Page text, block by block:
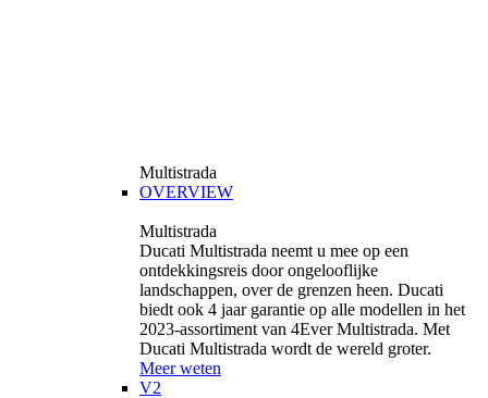
Multistrada
OVERVIEW
Multistrada
Ducati Multistrada neemt u mee op een
ontdekkingsreis door ongelooflijke
landschappen, over de grenzen heen. Ducati
biedt ook 4 jaar garantie op alle modellen in het
2023-assortiment van 4Ever Multistrada. Met
Ducati Multistrada wordt de wereld groter.
Meer weten
V2